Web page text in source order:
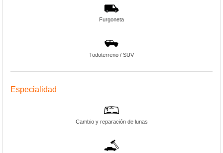
Furgoneta
Todoterreno / SUV
Especialidad
Cambio y reparación de lunas